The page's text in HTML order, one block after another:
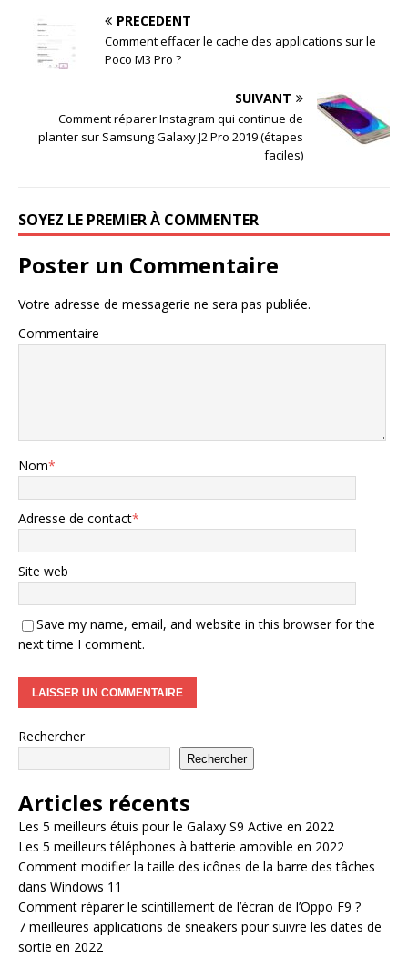
PRÉCÉDENT
Comment effacer le cache des applications sur le
Poco M3 Pro ?
SUIVANT
Comment réparer Instagram qui continue de
planter sur Samsung Galaxy J2 Pro 2019 (étapes
faciles)
SOYEZ LE PREMIER À COMMENTER
Poster un Commentaire
Votre adresse de messagerie ne sera pas publiée.
Commentaire
Nom*
Adresse de contact*
Site web
Save my name, email, and website in this browser for the
next time I comment.
Rechercher
Rechercher
Articles récents
Les 5 meilleurs étuis pour le Galaxy S9 Active en 2022
Les 5 meilleurs téléphones à batterie amovible en 2022
Comment modifier la taille des icônes de la barre des tâches
dans Windows 11
Comment réparer le scintillement de l’écran de l’Oppo F9 ?
7 meilleures applications de sneakers pour suivre les dates de
sortie en 2022